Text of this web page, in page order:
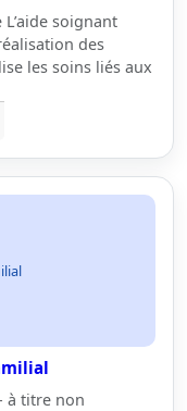
soignant
des
les soins liés aux
à titre non